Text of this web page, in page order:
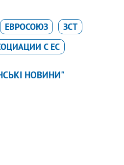
ЕВРОСОЮЗ
ЗСТ
С ЕС
НОВИНИ"